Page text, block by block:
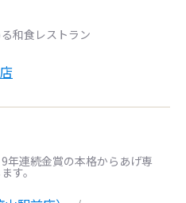
和食レストラン
年連続金賞の本格からあげ専
す。